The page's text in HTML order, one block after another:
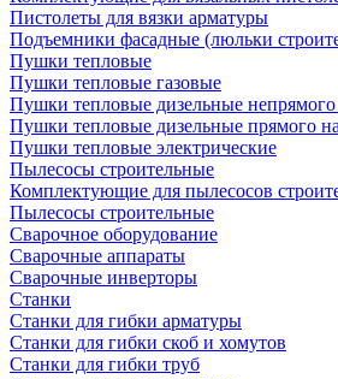
Пистолеты для вязки арматуры
Подъемники фасадные (люльки
Пушки тепловые
Пушки тепловые газовые
Пушки тепловые дизельные непрямого
Пушки тепловые дизельные прямого
Пушки тепловые электрические
Пылесосы строительные
Комплектующие для пылесосов
Пылесосы строительные
Сварочное оборудование
Сварочные аппараты
Сварочные инверторы
Станки
Станки для гибки арматуры
Станки для гибки скоб и хомутов
Станки для гибки труб